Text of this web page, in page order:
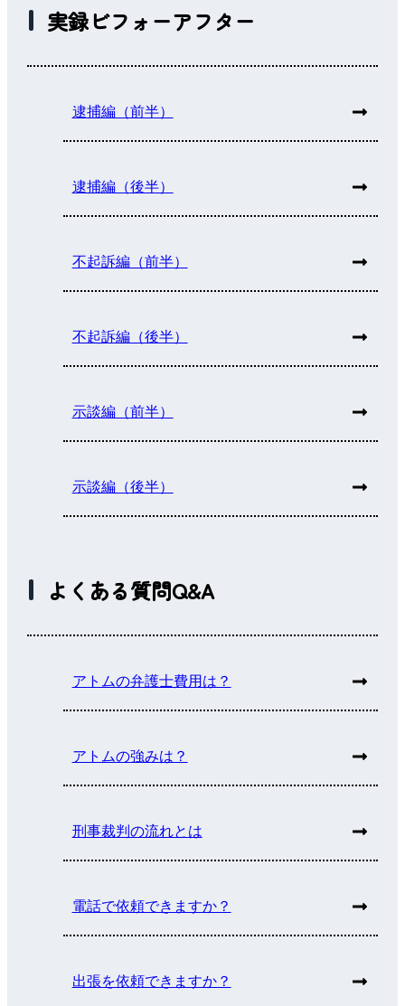
実録ビフォーアフター
逮捕編（前半）
逮捕編（後半）
不起訴編（前半）
不起訴編（後半）
示談編（前半）
示談編（後半）
よくある質問Q&A
アトムの弁護士費用は？
アトムの強みは？
刑事裁判の流れとは
電話で依頼できますか？
出張を依頼できますか？